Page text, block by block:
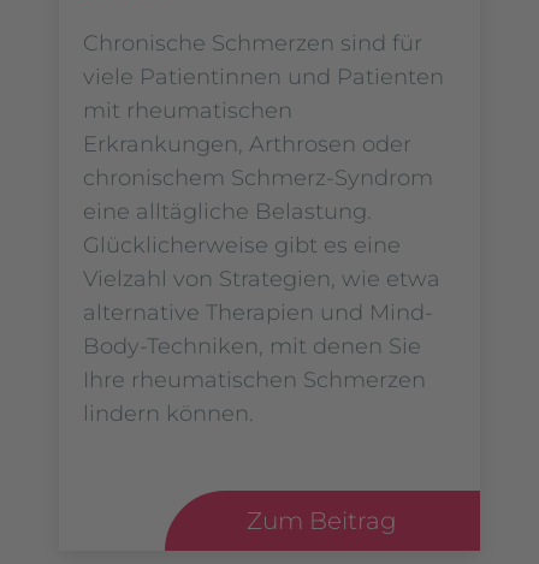
Chronische Schmerzen sind für
viele Patientinnen und Patienten
mit rheumatischen
Erkrankungen, Arthrosen oder
chronischem Schmerz-Syndrom
eine alltägliche Belastung.
Glücklicherweise gibt es eine
Vielzahl von Strategien, wie etwa
alternative Therapien und Mind-
Body-Techniken, mit denen Sie
Ihre rheumatischen Schmerzen
lindern können.
Zum Beitrag